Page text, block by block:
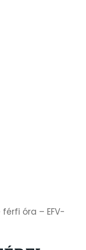
óra – EFV-